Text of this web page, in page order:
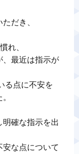
だき、
れ、
、最近は指示が
る点に不安を
確な指示を出
な点について